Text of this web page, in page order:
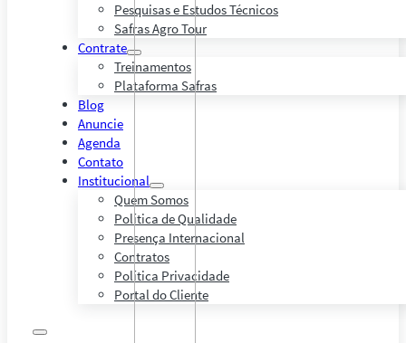
Pesquisas e Estudos Técnicos
Safras Agro Tour
Contrate
Treinamentos
Plataforma Safras
Blog
Anuncie
Agenda
Contato
Institucional
Quem Somos
Política de Qualidade
Presença Internacional
Contratos
Política Privacidade
Portal do Cliente